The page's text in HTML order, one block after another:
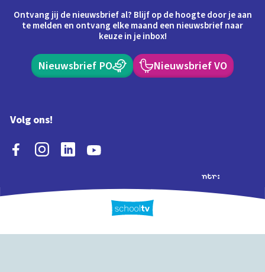
Ontvang jij de nieuwsbrief al? Blijf op de hoogte door je aan
te melden en ontvang elke maand een nieuwsbrief naar
keuze in je inbox!
Nieuwsbrief PO Nieuwsbrief VO
Volg ons!